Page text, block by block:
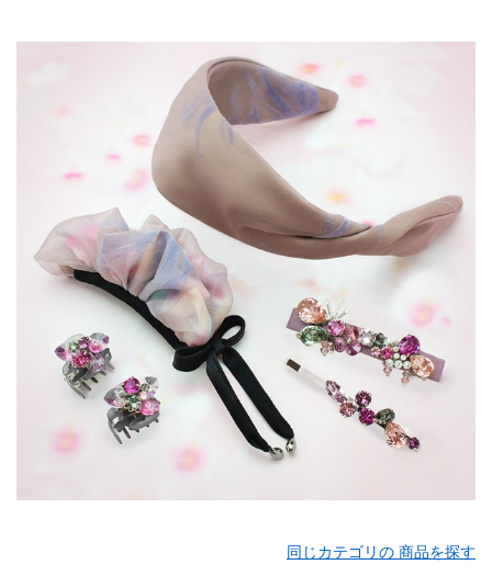
同じカテゴリの 商品を探す